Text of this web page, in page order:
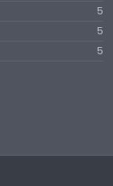
5
5
5